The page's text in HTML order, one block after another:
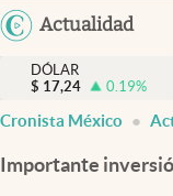
NOTICIAS
Actualidad
Finanzas y economía
Dólar y mercados
DÓLAR
$ 17,24 0.19%
Cronista México
Importante